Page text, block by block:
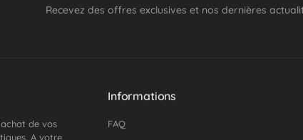
Recevez des offres exclusives et nos dernières
de vos
A votre
Informations
FAQ